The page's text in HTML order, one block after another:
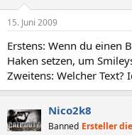
15. Juni 2009
Erstens: Wenn du einen
Haken setzen, um
Zweitens: Welcher Text?
Nico2k8
Banned Ersteller